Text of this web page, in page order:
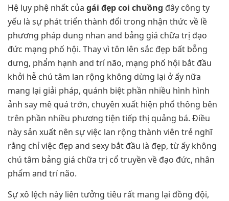
Hệ lụy phệ nhất của gái đẹp coi chuồng đây công ty
yếu là sự phát triển thành đổi trong nhận thức về lề
phương pháp dung nhan and bảng giá chữa trị đạo
đức mạng phố hội. Thay vì tôn lên sắc đẹp bất bỗng
dưng, phẩm hạnh and trí não, mạng phố hội bắt đầu
khởi hễ chú tâm lan rộng không dừng lại ở ấy nữa
mang lại giải pháp, quánh biệt phần nhiều hình hình
ảnh say mê quá trớn, chuyên xuất hiện phổ thông bên
trên phần nhiều phương tiện tiếp thị quảng bá. Điều
này sản xuất nên sự việc lan rộng thành viên trẻ nghĩ
rằng chỉ việc đẹp and sexy bắt đầu là đẹp, từ ấy không
chú tâm bảng giá chữa trị cổ truyền về đạo đức, nhân
phẩm and trí não.
Sự xô lệch này liên tưởng tiêu rất mang lại đồng đội,